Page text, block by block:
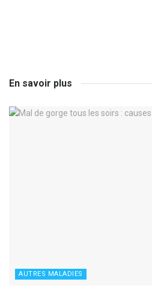
En savoir plus
AUTRES MALADIES